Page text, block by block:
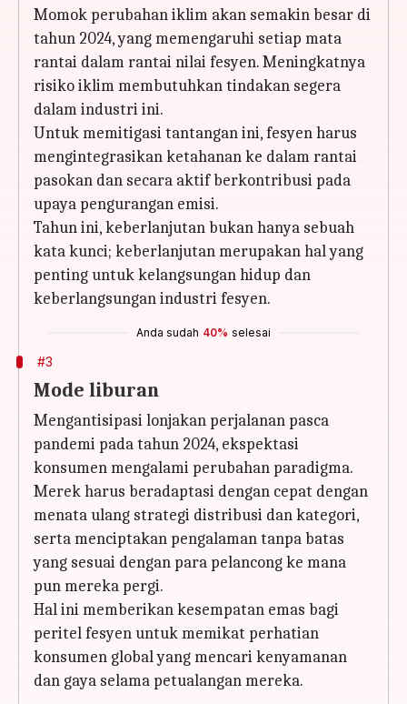
Momok perubahan iklim akan semakin besar di
tahun 2024, yang memengaruhi setiap mata
rantai dalam rantai nilai fesyen. Meningkatnya
risiko iklim membutuhkan tindakan segera
dalam industri ini.
Untuk memitigasi tantangan ini, fesyen harus
mengintegrasikan ketahanan ke dalam rantai
pasokan dan secara aktif berkontribusi pada
upaya pengurangan emisi.
Tahun ini, keberlanjutan bukan hanya sebuah
kata kunci; keberlanjutan merupakan hal yang
penting untuk kelangsungan hidup dan
keberlangsungan industri fesyen.
Anda sudah 40% selesai
#3
Mode liburan
Mengantisipasi lonjakan perjalanan pasca
pandemi pada tahun 2024, ekspektasi
konsumen mengalami perubahan paradigma.
Merek harus beradaptasi dengan cepat dengan
menata ulang strategi distribusi dan kategori,
serta menciptakan pengalaman tanpa batas
yang sesuai dengan para pelancong ke mana
pun mereka pergi.
Hal ini memberikan kesempatan emas bagi
peritel fesyen untuk memikat perhatian
konsumen global yang mencari kenyamanan
dan gaya selama petualangan mereka.